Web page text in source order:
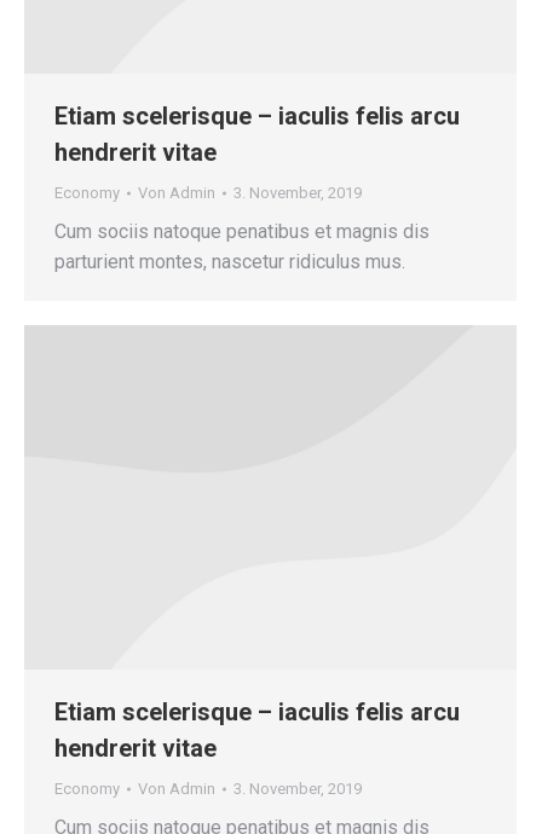
Etiam scelerisque – iaculis felis arcu
hendrerit vitae
Economy Von Admin 3. November, 2019
Cum sociis natoque penatibus et magnis dis
parturient montes, nascetur ridiculus mus.
Etiam scelerisque – iaculis felis arcu
hendrerit vitae
Economy Von Admin 3. November, 2019
Cum sociis natoque penatibus et magnis dis